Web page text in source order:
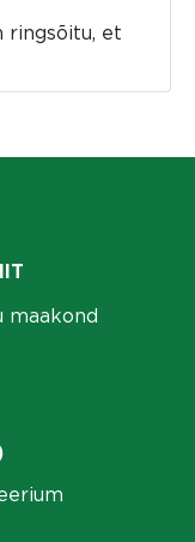
ringsõitu, et
maakond